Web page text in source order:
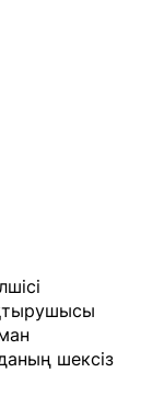
шексіз